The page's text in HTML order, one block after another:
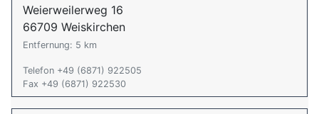
Weierweilerweg 16
66709 Weiskirchen
Entfernung: 5 km
Telefon +49 (6871) 922505
Fax +49 (6871) 922530